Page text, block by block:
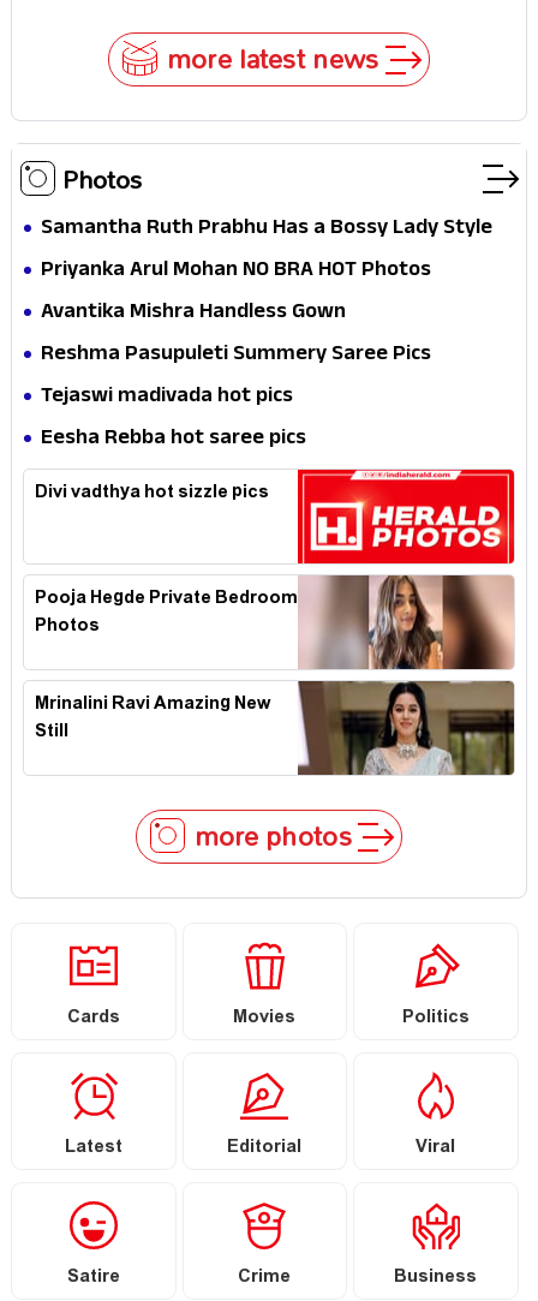
more latest news
Photos
Samantha Ruth Prabhu Has a Bossy Lady Style
Priyanka Arul Mohan NO BRA HOT Photos
Avantika Mishra Handless Gown
Reshma Pasupuleti Summery Saree Pics
Tejaswi madivada hot pics
Eesha Rebba hot saree pics
Divi vadthya hot sizzle pics
Pooja Hegde Private Bedroom
Photos
Mrinalini Ravi Amazing New
Still
more photos
Cards Movies Politics
Latest Editorial Viral
Satire Crime Business